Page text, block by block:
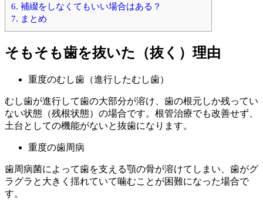
6. 補綴をしなくてもいい場合はある？
7. まとめ
そもそも歯を抜いた（抜く）理由
重度のむし歯（進行したむし歯）
むし歯が進行して歯の大部分が溶け、歯の根元しか残ってい
ない状態（残根状態）の場合です。根管治療でも改善せず、
土台としての機能がないと抜歯になります。
重度の歯周病
歯周病菌によって歯を支える顎の骨が溶けてしまい、歯がグ
ラグラと大きく揺れていて噛むことが困難になった場合で
す。